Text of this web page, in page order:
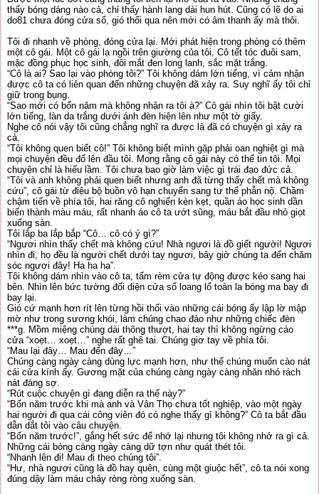
thấy bóng dáng nào cả, chỉ thấy hành lang dài hun hút. Cũng có lẽ do ai
do81 chưa đóng cửa sổ, gió thổi qua nên mới có âm thanh ấy mà thôi.
Tôi đi nhanh về phòng, đóng cửa lại. Mới phát hiện trong phòng có thêm
một cô gái. Một cô gái lạ ngồi trên giường của tôi. Cô tết tóc đuôi sam,
mặc đồng phục học sinh, đôi mắt đen long lanh, sắc mặt trắng.
“Cô là ai? Sao lại vào phòng tôi?” Tôi không dám lớn tiếng, vì cảm nhận
được cô ta có liên quan đến những chuyện đã xảy ra. Suy nghĩ ấy tôi chỉ
giữ trong bụng.
“Sao mới có bốn năm mà không nhận ra tôi à?” Cô gái nhìn tôi bật cười
lớn tiếng, làn da trắng dưới ánh đèn hiện lên như một tờ giấy.
Nghe cô nói vậy tôi cũng chẳng nghĩ ra được là đã có chuyện gì xảy ra
cả.
“Tôi không quen biết cô!” Tôi không biết mình gặp phải oan nghiệt gì mà
mọi chuyện đều đổ lên đầu tôi. Mong rằng cô gái này có thể tin tôi. Mọi
chuyện chỉ là hiểu lầm. Tôi chưa bao giờ làm việc gì trái đạo đức cả.
“Tôi và anh không phải quen biết nhưng anh đã từng thấy chết mà không
cứu”, cô gái từ điệu bộ buồn vô hạn chuyển sang tư thế phẫn nộ. Chầm
chậm tiến về phía tôi, hai răng cô nghiến kèn kẹt, quần áo học sinh dần
biến thành màu máu, rất nhanh áo cô ta ướt sũng, máu bắt đầu nhỏ giọt
xuống sàn.
Tôi lắp ba lắp bắp “Cô… cô có ý gì?”
“Ngươi nhìn thấy chết mà không cứu! Nhà ngươi là đồ giết người! Ngươi
nhìn đi, họ đều là người chết dưới tay ngươi, bây giờ chúng ta đến chăm
sóc ngươi đây! Ha ha ha”.
Tôi không dám nhìn vào cô ta, tấm rèm cửa tự động được kéo sang hai
bên. Nhìn lên bức tường đối diện cửa sổ loang lổ toàn la bóng ma bay đi
bay lại.
Gió cứ mạnh hơn rít lên từng hồi thổi vào những cái bóng ấy lập lờ mập
mờ như trong sương khói, làm chúng chao đảo như những chiếc đèn
***g. Mồm miệng chúng dài thõng thượt, hai tay thì không ngừng cáo
cửa “xoẹt… xoẹt…” nghe rất ghê tai. Chúng giơ tay về phía tôi.
“Mau lại đây… Mau đến đây…”
Chúng càng ngày càng dùng lực mạnh hơn, như thể chúng muốn cào nát
cái cửa kính ấy. Gương mặt của chúng càng ngày càng nhăn nhó rách
nát đáng sợ.
“Rút cuộc chuyện gì đang diễn ra thế này?”
“Bốn năm trước khi mà anh và Vân Thọ chưa tốt nghiệp, vào một ngày
hai người đi qua cái công viên đó có nghe thấy gì không?” Cô ta bắt đầu
dẫn dắt tôi vào câu chuyện.
“Bốn năm trước!”, gắng hết sức để nhớ lại nhưng tôi không nhớ ra gì cả.
Những cái bóng càng ngày càng dữ tợn như quát thét tôi.
“Nhanh lên đi! Mau đi theo chúng tôi”.
“Hư, nhà ngươi cũng là đồ hay quên, cùng một giuộc hết”, cô ta nói xong
đúng dậy làm máu chảy ròng ròng xuống sàn.